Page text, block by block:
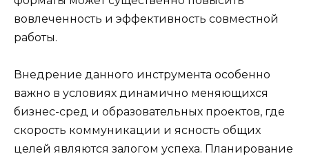
вовлеченность и эффективность совместной
работы.
Внедрение данного инструмента особенно
важно в условиях динамично меняющихся
бизнес-сред и образовательных проектов, где
скорость коммуникации и ясность общих
целей являются залогом успеха. Планирование